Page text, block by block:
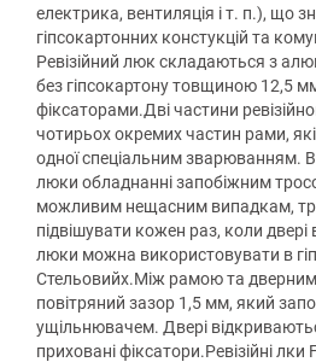
електрика, вентиляція і т. п.), що
гіпсокартонних констукцій та
Ревізійний люк складаються з
без гіпсокартону товщиною 12,5
фіксаторами.Дві частини
чотирьох окремих частин рами,
одної спеціальним зварюванням.
люки обладнанні запобіжним
можливим нещасним випадкам,
підвішувати кожен раз, коли двері
люки можна використовувати в
Стельовийх.Між рамою та
повітряний зазор 1,5 мм, який
ущільнювачем. Двері
приховані фіксатори.Ревізійні